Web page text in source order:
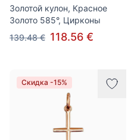
Золотой кулон, Красное
Золото 585°, Цирконы
139.48 € 118.56 €
Скидка -15%